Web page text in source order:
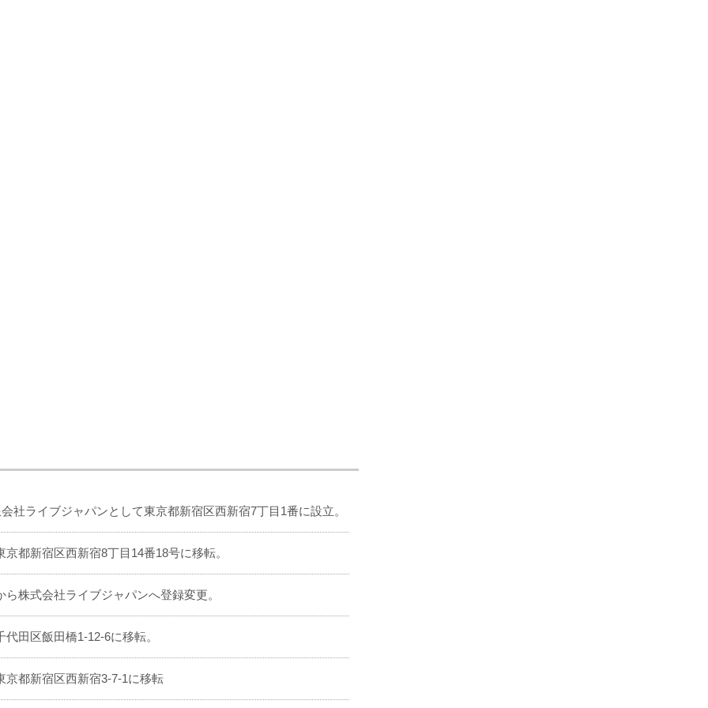
社ライブジャパンとして東京都新宿区西新宿7丁目1番に設立。
都新宿区西新宿8丁目14番18号に移転。
株式会社ライブジャパンへ登録変更。
田区飯田橋1-12-6に移転。
京都新宿区西新宿3-7-1に移転